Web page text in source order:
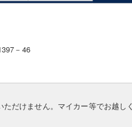
－46
ただけません。マイカー等でお越し